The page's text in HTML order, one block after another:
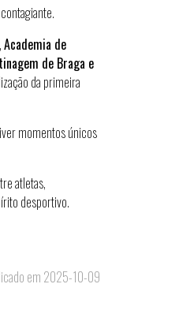
,Academia de
de Braga e
da primeira
momentos únicos
atletas,
desportivo.
em 2025-10-09